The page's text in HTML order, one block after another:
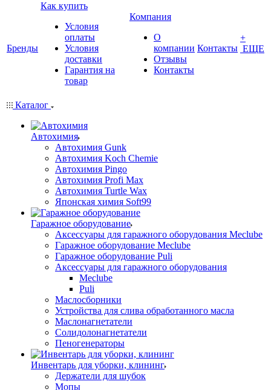
Бренды
Как купить
Условия
оплаты
Условия
доставки
Гарантия на
товар
Компания
О
компании
Отзывы
Контакты
Контакты
+
ЕЩЕ
Каталог
Автохимия
Автохимия Gunk
Автохимия Koch Chemie
Автохимия Pingo
Автохимия Profi Max
Автохимия Turtle Wax
Японская химия Soft99
Гаражное оборудование
Аксессуары для гаражного оборудования Meclube
Гаражное оборудование Meclube
Гаражное оборудование Puli
Аксессуары для гаражного оборудования
Meclube
Puli
Маслосборники
Устройства для слива обработанного масла
Маслонагнетатели
Солидолонагнетатели
Пеногенераторы
Инвентарь для уборки, клининг
Держатели для шубок
Мопы